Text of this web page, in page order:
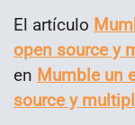
El artículo
open source y
en Mumble un
source y